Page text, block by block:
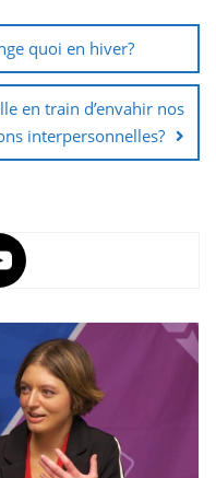
quoi en hiver?
en train d’envahir nos
interpersonnelles?